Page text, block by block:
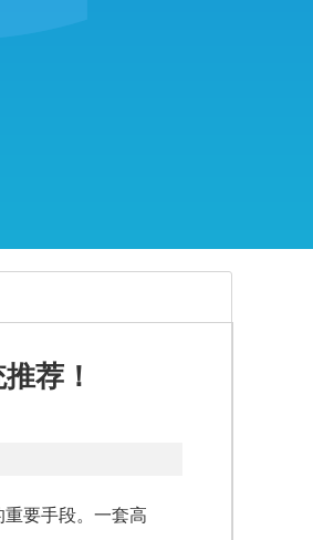
荐！
要手段。一套高